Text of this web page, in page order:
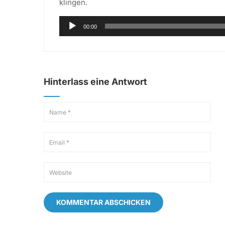
klingen.
Audio-
Player
00:00
Hinterlass eine Antwort